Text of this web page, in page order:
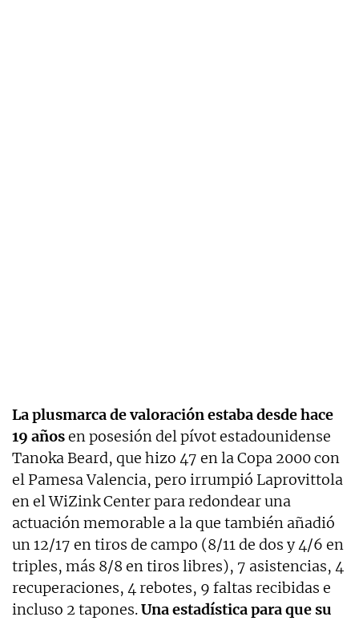
La plusmarca de valoración estaba desde hace
19 añosen posesión del pívot estadounidense
Tanoka Beard, que hizo 47 en la Copa 2000 con
el Pamesa Valencia, pero irrumpió Laprovittola
en el WiZink Center para redondear una
actuación memorable a la que también añadió
un 12/17 en tiros de campo (8/11 de dos y 4/6 en
triples, más 8/8 en tiros libres), 7 asistencias, 4
recuperaciones, 4 rebotes, 9 faltas recibidas e
incluso 2 tapones.Una estadística para que su